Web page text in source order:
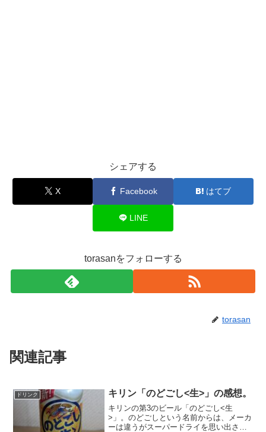
シェアする
X Facebook はてブ
LINE
torasanをフォローする
torasan
関連記事
ドリンク キリン「のどごし<生>」の感想。
キリンの第3のビール「のどごし<生
>」。のどごしという名前からは、メーカ
ーは違うがスーパードライを思い出させ